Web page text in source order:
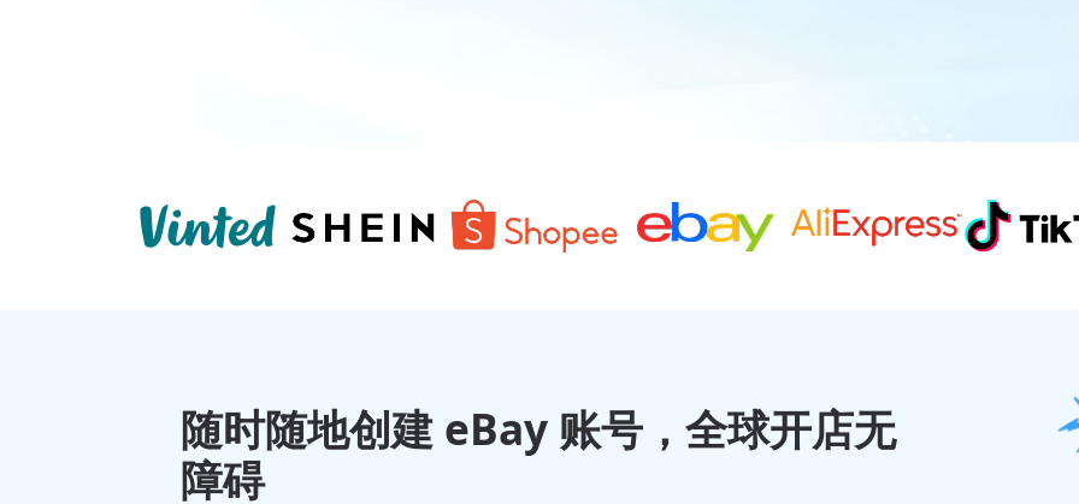
随时随地创建 eBay 账号，全球开店无
障碍